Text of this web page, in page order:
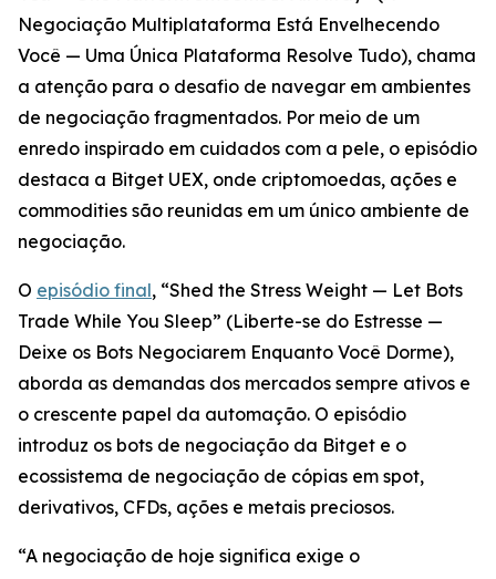
Negociação Multiplataforma Está Envelhecendo
Você — Uma Única Plataforma Resolve Tudo), chama
a atenção para o desafio de navegar em ambientes
de negociação fragmentados. Por meio de um
enredo inspirado em cuidados com a pele, o episódio
destaca a Bitget UEX, onde criptomoedas, ações e
commodities são reunidas em um único ambiente de
negociação.
O episódio final, “Shed the Stress Weight — Let Bots
Trade While You Sleep” (Liberte-se do Estresse —
Deixe os Bots Negociarem Enquanto Você Dorme),
aborda as demandas dos mercados sempre ativos e
o crescente papel da automação. O episódio
introduz os bots de negociação da Bitget e o
ecossistema de negociação de cópias em spot,
derivativos, CFDs, ações e metais preciosos.
“A negociação de hoje significa exige o